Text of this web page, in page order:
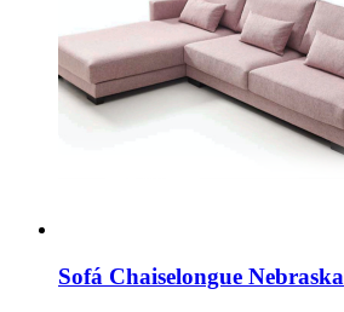
Sofá Chaiselongue Nebraska